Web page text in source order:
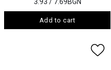
Add to cart